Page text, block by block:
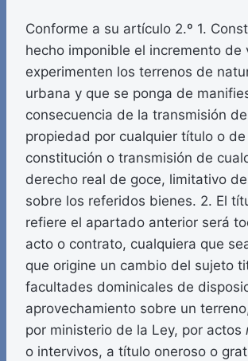
Conforme a su artículo 2.º 1.
hecho imponible el incremento de
experimenten los terrenos de
urbana y que se ponga de
consecuencia de la transmisión
propiedad por cualquier título o de
constitución o transmisión de
derecho real de goce, limitativo
sobre los referidos bienes. 2. El
refiere el apartado anterior será
acto o contrato, cualquiera que
que origine un cambio del sujeto
facultades dominicales de
aprovechamiento sobre un
por ministerio de la Ley, por actos
o intervivos, a título oneroso o